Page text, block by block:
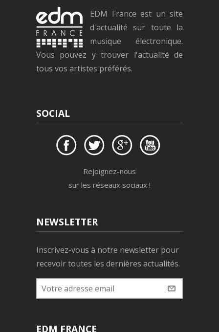
EDM France est un site
d'actualité sur toute la
musique électronique.
Vous pouvez y trouver l'actualité de
tous vos artistes préférés.
SOCIAL
Rejoignez-nous
sur les réseaux sociaux !
NEWSLETTER
Inscrivez-vous à notre newsletter pour
recevoir toutes les dernières actualités.
EDM FRANCE